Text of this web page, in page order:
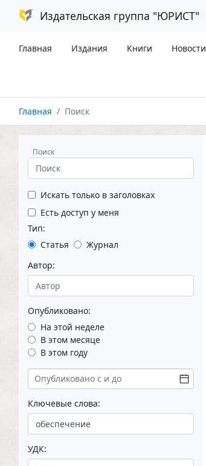
Издательская группа "ЮРИСТ"
Главная Издания Книги Новости
Главная Поиск
Поиск
Искать только в заголовках
Есть доступ у меня
Тип:
Статья
Журнал
Автор:
Опубликовано:
На этой неделе
В этом месяце
В этом году
Ключевые слова:
УДК: